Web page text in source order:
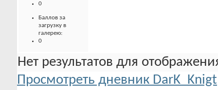
0
Баллов за
загрузку в
галерею:
0
Нет результатов для
Просмотреть дневник DarK_Knigt